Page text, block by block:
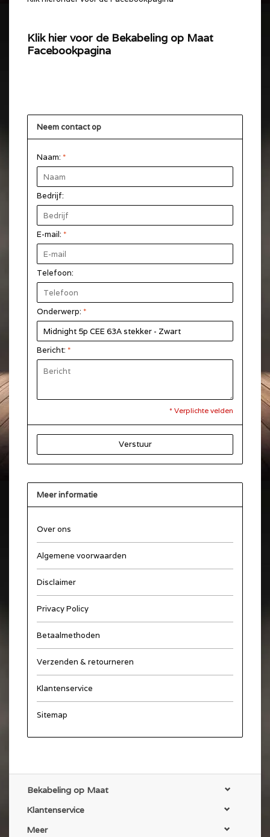
Klik hier voor de Bekabeling op Maat
Facebookpagina
Neem contact op
Naam: *
Bedrijf:
E-mail: *
Telefoon:
Onderwerp: *
Bericht: *
* Verplichte velden
Verstuur
Meer informatie
Over ons
Algemene voorwaarden
Disclaimer
Privacy Policy
Betaalmethoden
Verzenden & retourneren
Klantenservice
Sitemap
Bekabeling op Maat
Klantenservice
Meer